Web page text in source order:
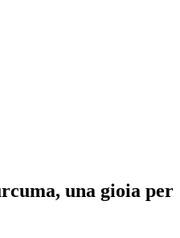
una gioia per